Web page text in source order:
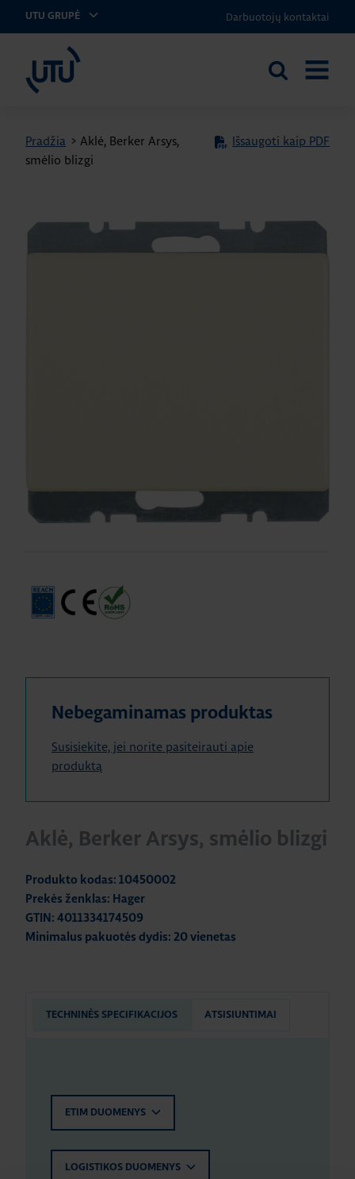
UTU GRUPĖ Darbuotojų kontaktai
UTU Lithuania
Ieškoti
Pradžia > Aklė, Berker Arsys,
smėlio blizgi
Išsaugoti kaip PDF
Nebegaminamas produktas
Susisiekite, jei norite pasiteirauti apie
produktą
Aklė, Berker Arsys, smėlio blizgi
Produkto kodas: 10450002
Prekės ženklas: Hager
GTIN: 4011334174509
Minimalus pakuotės dydis: 20 vienetas
TECHNINĖS SPECIFIKACIJOS ATSISIUNTIMAI
ETIM DUOMENYS
LOGISTIKOS DUOMENYS